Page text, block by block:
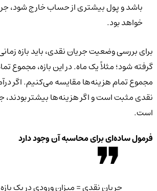
باشد و پول بیشتری از حساب خارج شود،
خواهد بود.
برای بررسی وضعیت جریان نقدی، باید بازه
گرفته شود؛ مثلاً یک ماه. در این بازه، مجموع
مجموع تمام هزینه‌ها مقایسه می‌کنیم. اگر
نقدی مثبت است و اگر هزینه‌ها بیشتر بودند،
است.
فرمول ساده‌ای برای محاسبه آن وجود دارد
جریان نقدی = میزان ورودی در یک بازه